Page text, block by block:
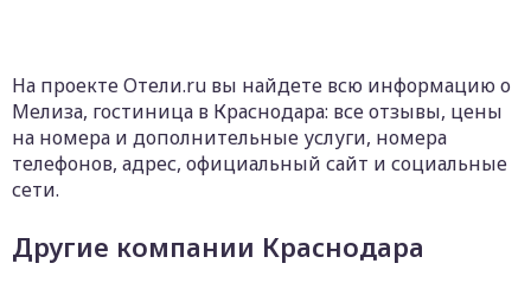
На проекте Отели.ru вы найдете всю информацию о
Мелиза, гостиница в Краснодара: все отзывы, цены
на номера и дополнительные услуги, номера
телефонов, адрес, официальный сайт и социальные
сети.
Другие компании Краснодара